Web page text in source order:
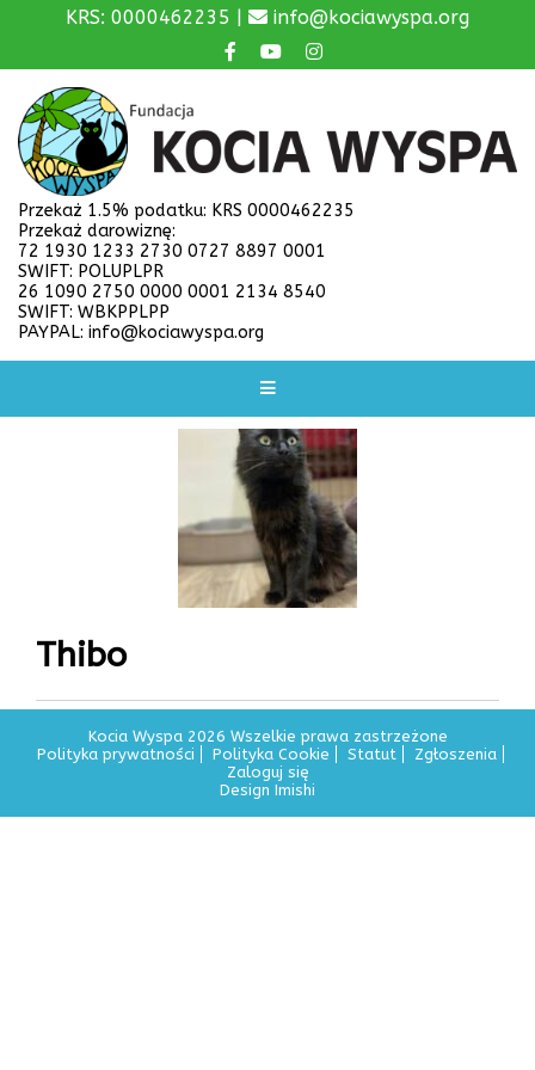
KRS: 0000462235 | info@kociawyspa.org
Przekaż 1.5% podatku: KRS 0000462235
Przekaż darowiznę:
72 1930 1233 2730 0727 8897 0001
SWIFT: POLUPLPR
26 1090 2750 0000 0001 2134 8540
SWIFT: WBKPPLPP
PAYPAL: info@kociawyspa.org
Thibo
Kocia Wyspa 2026 Wszelkie prawa zastrzeżone
Polityka prywatności
Polityka Cookie Statut
Zgłoszenia
Zaloguj się
Design Imishi